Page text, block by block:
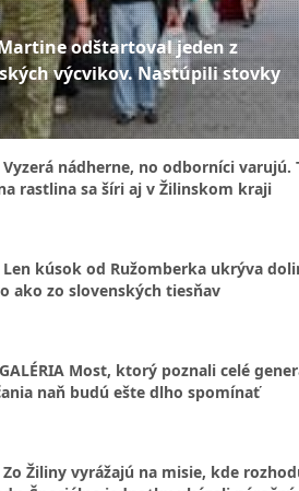
Martine odštartoval jeden z
výcvikov. Nastúpili stovky
Vyzerá nádherne, no odborníci varujú.
rastlina sa šíri aj v Žilinskom kraji
Len kúsok od Ružomberka ukrýva
ako zo slovenských tiesňav
Most, ktorý poznali celé
naň budú ešte dlho spomínať
Zo Žiliny vyrážajú na misie, kde